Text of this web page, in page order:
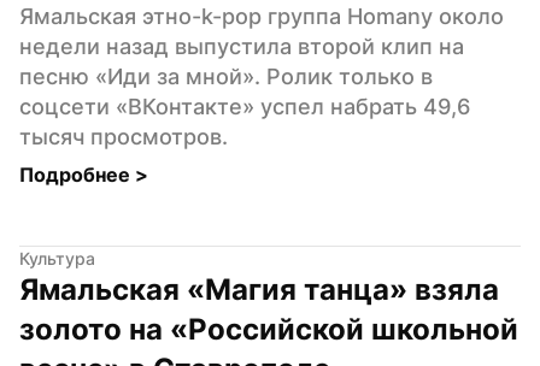
Ямальская этно-k-pop группа Homany около
недели назад выпустила второй клип на
песню «Иди за мной». Ролик только в
соцсети «ВКонтакте» успел набрать 49,6
тысяч просмотров.
Подробнее >
Культура
Ямальская «Магия танца» взяла
золото на «Российской школьной